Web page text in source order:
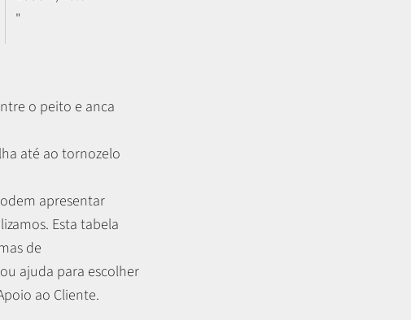
"
o peito e anca
até ao tornozelo
apresentar
Esta tabela
de
ajuda para escolher
ao Cliente.